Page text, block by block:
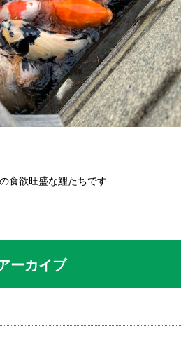
食欲旺盛な鯉たちです
ーカイブ